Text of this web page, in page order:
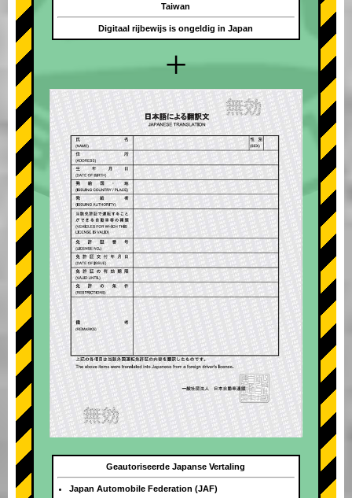
+
Taiwan
Digitaal rijbewijs is ongeldig in Japan
Geautoriseerde Japanse Vertaling
Japan Automobile Federation (JAF)